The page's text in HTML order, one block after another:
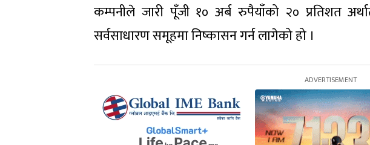
कम्पनीले जारी पूँजी १० अर्ब रुपैयाँको २० प्रतिशत
सर्वसाधारण समूहमा निष्कासन गर्न लागेको हो ।